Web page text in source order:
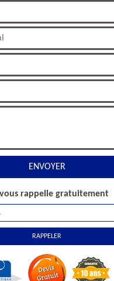
rappelle gratuitement